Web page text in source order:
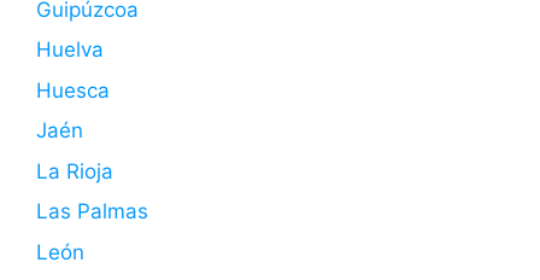
Guipúzcoa
Huelva
Huesca
Jaén
La Rioja
Las Palmas
León